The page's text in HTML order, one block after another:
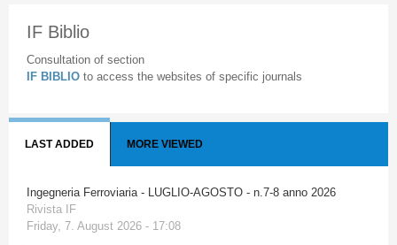
IF Biblio
Consultation of section
IF BIBLIO to access the websites of specific journals
LAST ADDED MORE VIEWED
Ingegneria Ferroviaria - LUGLIO-AGOSTO - n.7-8 anno 2026
Rivista IF
Friday, 7. August 2026 - 17:08